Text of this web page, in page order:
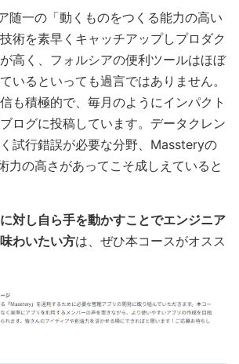
随一の「動くものをつくる能力の高い
術を素早くキャッチアップしプロダク
高く、フォルシアの便利ツールはほぼ
いるといっても過言ではありません。
も積極的で、毎月のようにインパクト
ログに投稿しています。データクレン
試行錯誤が必要な分野、Massteryの
力の高さがあってこそ成しえていると
対し自ら手を動かすことでエンジニア
わいたい方は、ぜひ本コースがオスス